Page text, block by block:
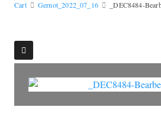
Cart Gernot_2022_07_16 _DEC8484-